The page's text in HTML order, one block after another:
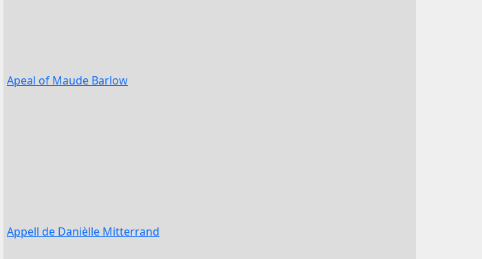
Apeal of Maude Barlow
Appell de Danièlle Mitterrand